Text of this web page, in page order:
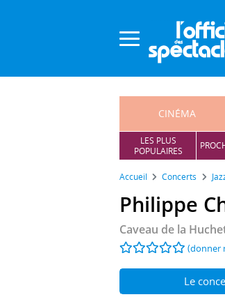
CINÉMA
LES PLUS
POPULAIRES
Accueil Concerts
Philippe
Caveau de la
(donner
Le